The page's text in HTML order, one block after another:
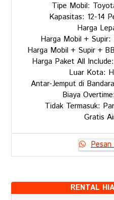
Tipe Mobil:
Kapasitas: 12-14
Harga
Harga Mobil + Supir:
Harga Mobil + Supir +
Harga Paket All
Luar Kota:
Antar-Jemput di
Biaya
Tidak Termasuk:
Gratis
RENTAL